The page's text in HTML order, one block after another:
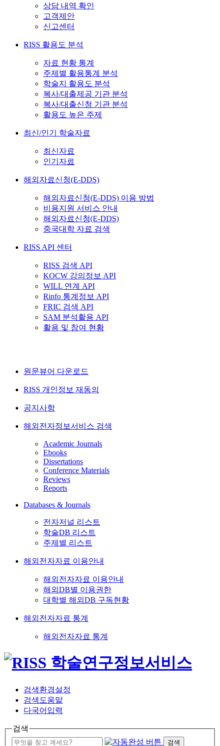
상담 내역 확인
고객제안
신고센터
RISS 활용도 분석
자료 현황 통계
주제별 활용통계 분석
학술지 활용도 분석
복사/대출제공 기관 분석
복사/대출신청 기관 분석
활용도 높은 주제
최신/인기 학술자료
최신자료
인기자료
해외자료신청(E-DDS)
해외자료신청(E-DDS) 이용 방법
비용지원 서비스 안내
해외자료신청(E-DDS)
중국대학 자료 검색
RISS API 센터
RISS 검색 API
KOCW 강의정보 API
WILL 연계 API
Rinfo 통계정보 API
FRIC 검색 API
SAM 분석활용 API
활용 및 참여 현황
원문뷰어 다운로드
RISS 개인정보 재동의
공지사항
해외전자정보서비스 검색
Academic Journals
Ebooks
Dissertations
Conference Materials
Reviews
Reports
Databases & Journals
전자저널 리스트
학술DB 리스트
주제별 리스트
해외전자자료 이용안내
해외전자자료 이용안내
해외DB별 이용권한
대학별 해외DB 구독현황
해외전자자료 통계
해외전자자료 통계
검색환경설정
검색도움말
다국어입력
검색
검색